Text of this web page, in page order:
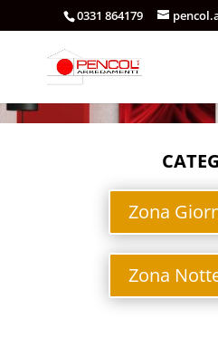
0331 864179
Zona
Zona